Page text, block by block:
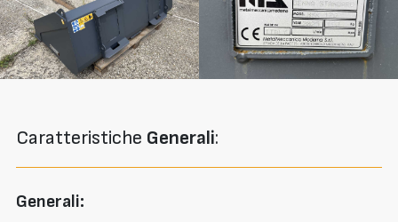
Caratteristiche Generali:
Generali: